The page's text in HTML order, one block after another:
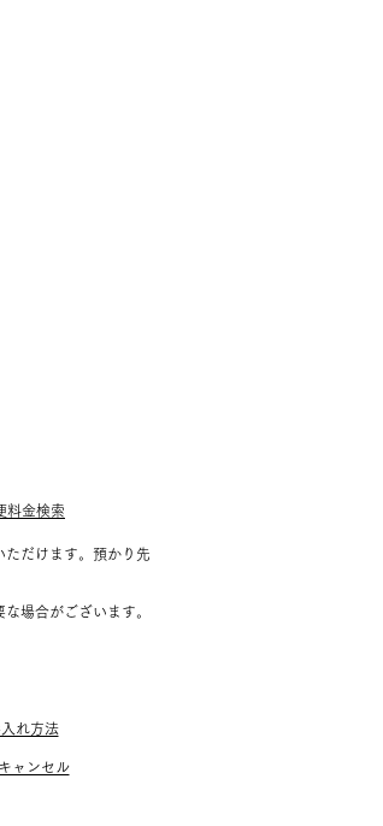
料金検索
だけます。預かり先
場合がございます。
入れ方法
ャンセル